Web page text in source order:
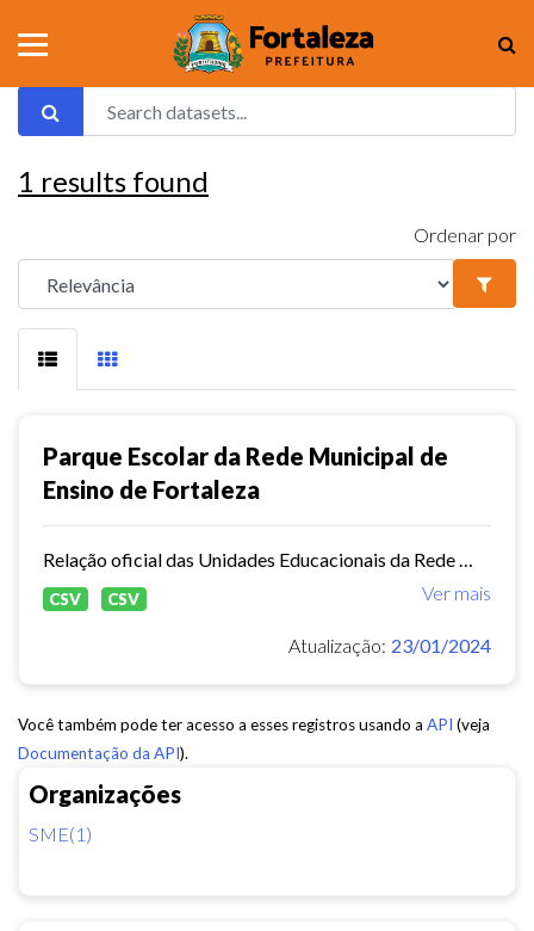
Organizações
SME(1)
1 results found
Ordenar por
Parque Escolar da Rede Municipal de
Ensino de Fortaleza
Ver mais
CSV CSV
Atualização: 23/01/2024
Você também pode ter acesso a esses registros usando a API (veja
Documentação da API).